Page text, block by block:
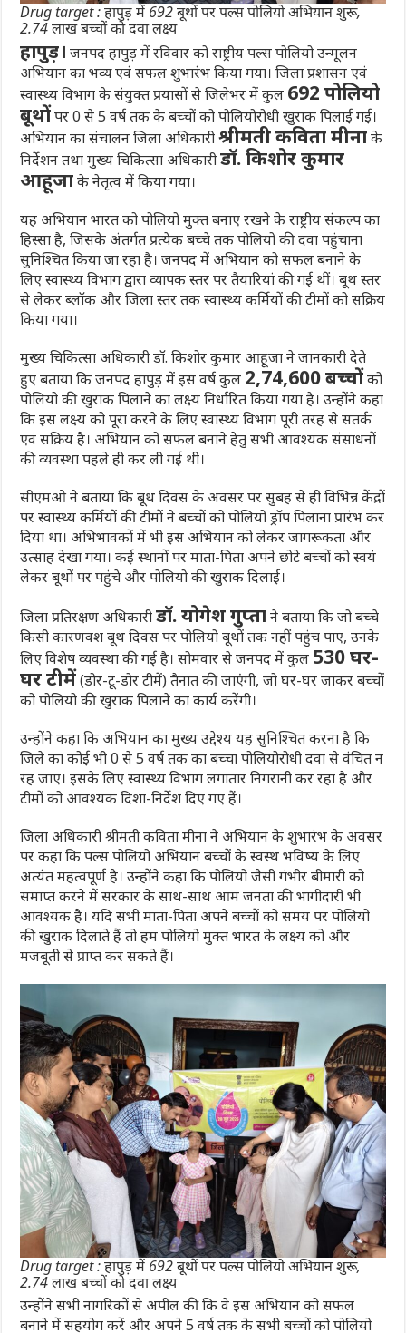
Drug target : हापुड़ में 692 बूथों पर पल्स पोलियो अभियान शुरू,
2.74 लाख बच्चों को दवा लक्ष्य
हापुड़। जनपद हापुड़ में रविवार को राष्ट्रीय पल्स पोलियो उन्मूलन
अभियान का भव्य एवं सफल शुभारंभ किया गया। जिला प्रशासन एवं
स्वास्थ्य विभाग के संयुक्त प्रयासों से जिलेभर में कुल 692 पोलियो
बूथोंपर 0 से 5 वर्ष तक के बच्चों को पोलियोरोधी खुराक पिलाई गई।
अभियान का संचालन जिला अधिकारीश्रीमती कविता मीनाके
निर्देशन तथा मुख्य चिकित्सा अधिकारीडॉ. किशोर कुमार
आहूजाके नेतृत्व में किया गया।
यह अभियान भारत को पोलियो मुक्त बनाए रखने के राष्ट्रीय संकल्प का
हिस्सा है, जिसके अंतर्गत प्रत्येक बच्चे तक पोलियो की दवा पहुंचाना
सुनिश्चित किया जा रहा है। जनपद में अभियान को सफल बनाने के
लिए स्वास्थ्य विभाग द्वारा व्यापक स्तर पर तैयारियां की गई थीं। बूथ स्तर
से लेकर ब्लॉक और जिला स्तर तक स्वास्थ्य कर्मियों की टीमों को सक्रिय
किया गया।
मुख्य चिकित्सा अधिकारी डॉ. किशोर कुमार आहूजा ने जानकारी देते
हुए बताया कि जनपद हापुड़ में इस वर्ष कुल 2,74,600 बच्चोंको
पोलियो की खुराक पिलाने का लक्ष्य निर्धारित किया गया है। उन्होंने कहा
कि इस लक्ष्य को पूरा करने के लिए स्वास्थ्य विभाग पूरी तरह से सतर्क
एवं सक्रिय है। अभियान को सफल बनाने हेतु सभी आवश्यक संसाधनों
की व्यवस्था पहले ही कर ली गई थी।
सीएमओ ने बताया कि बूथ दिवस के अवसर पर सुबह से ही विभिन्न केंद्रों
पर स्वास्थ्य कर्मियों की टीमों ने बच्चों को पोलियो ड्रॉप पिलाना प्रारंभ कर
दिया था। अभिभावकों में भी इस अभियान को लेकर जागरूकता और
उत्साह देखा गया। कई स्थानों पर माता-पिता अपने छोटे बच्चों को स्वयं
लेकर बूथों पर पहुंचे और पोलियो की खुराक दिलाई।
जिला प्रतिरक्षण अधिकारीडॉ. योगेश गुप्ताने बताया कि जो बच्चे
किसी कारणवश बूथ दिवस पर पोलियो बूथों तक नहीं पहुंच पाए, उनके
लिए विशेष व्यवस्था की गई है। सोमवार से जनपद में कुल 530 घर-
घर टीमें(डोर-टू-डोर टीमें) तैनात की जाएंगी, जो घर-घर जाकर बच्चों
को पोलियो की खुराक पिलाने का कार्य करेंगी।
उन्होंने कहा कि अभियान का मुख्य उद्देश्य यह सुनिश्चित करना है कि
जिले का कोई भी 0 से 5 वर्ष तक का बच्चा पोलियोरोधी दवा से वंचित न
रह जाए। इसके लिए स्वास्थ्य विभाग लगातार निगरानी कर रहा है और
टीमों को आवश्यक दिशा-निर्देश दिए गए हैं।
जिला अधिकारी श्रीमती कविता मीना ने अभियान के शुभारंभ के अवसर
पर कहा कि पल्स पोलियो अभियान बच्चों के स्वस्थ भविष्य के लिए
अत्यंत महत्वपूर्ण है। उन्होंने कहा कि पोलियो जैसी गंभीर बीमारी को
समाप्त करने में सरकार के साथ-साथ आम जनता की भागीदारी भी
आवश्यक है। यदि सभी माता-पिता अपने बच्चों को समय पर पोलियो
की खुराक दिलाते हैं तो हम पोलियो मुक्त भारत के लक्ष्य को और
मजबूती से प्राप्त कर सकते हैं।
Drug target : हापुड़ में 692 बूथों पर पल्स पोलियो अभियान शुरू,
2.74 लाख बच्चों को दवा लक्ष्य
उन्होंने सभी नागरिकों से अपील की कि वे इस अभियान को सफल
बनाने में सहयोग करें और अपने 5 वर्ष तक के सभी बच्चों को पोलियो